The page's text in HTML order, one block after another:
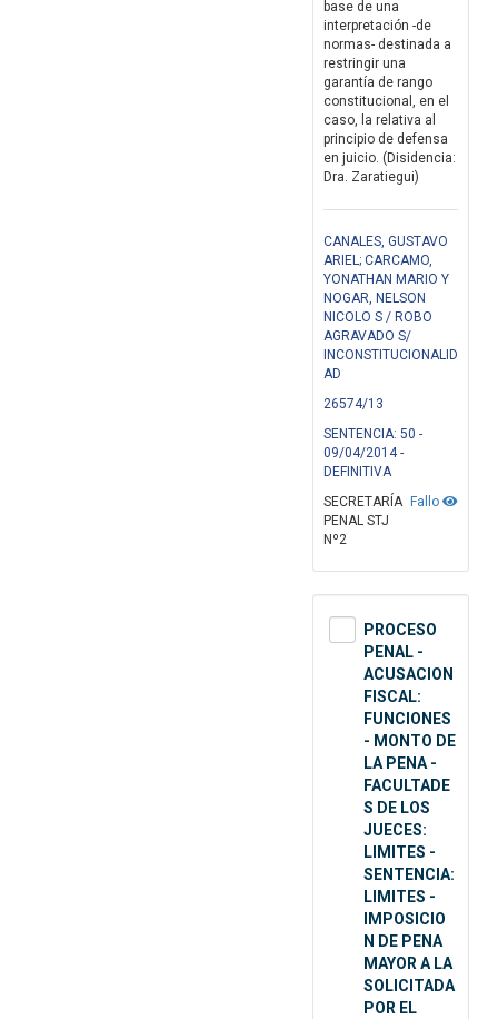
base de una
interpretación -de
normas- destinada a
restringir una
garantía de rango
constitucional, en el
caso, la relativa al
principio de defensa
en juicio. (Disidencia:
Dra. Zaratiegui)
CANALES, GUSTAVO
ARIEL; CARCAMO,
YONATHAN MARIO Y
NOGAR, NELSON
NICOLO S / ROBO
AGRAVADO S/
INCONSTITUCIONALID
AD
26574/13
SENTENCIA: 50 -
09/04/2014 -
DEFINITIVA
Fallo
SECRETARÍA
PENAL STJ
Nº2
PROCESO
PENAL -
ACUSACION
FISCAL:
FUNCIONES
- MONTO DE
LA PENA -
FACULTADE
S DE LOS
JUECES:
LIMITES -
SENTENCIA:
LIMITES -
IMPOSICIO
N DE PENA
MAYOR A LA
SOLICITADA
POR EL